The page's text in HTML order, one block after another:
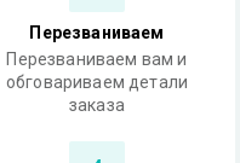
Перезваниваем
Перезваниваем вам и
обговариваем детали
заказа